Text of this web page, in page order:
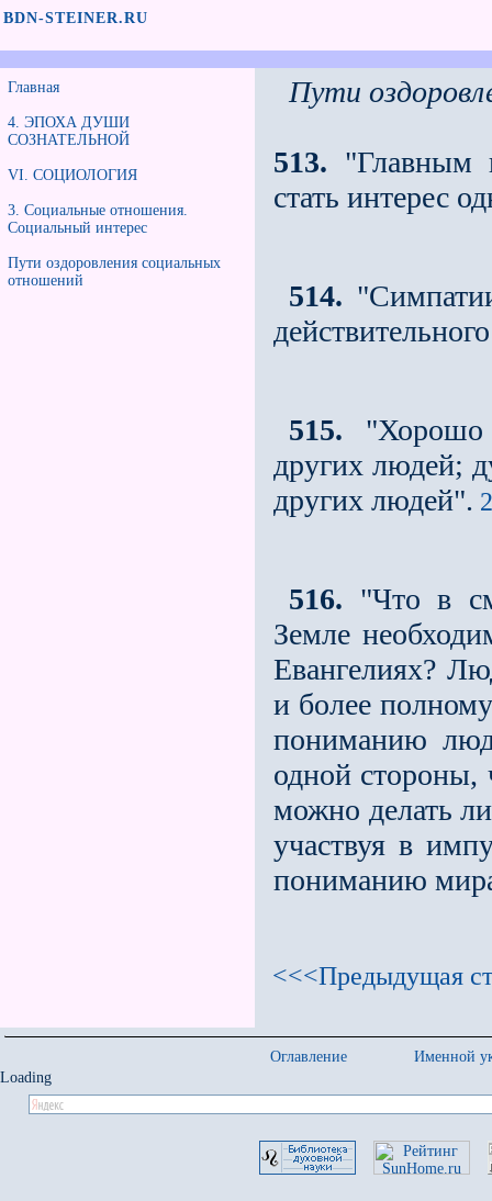
BDN-STEINER.RU
Главная
4. ЭПОХА ДУШИ
СОЗНАТЕЛЬНОЙ
VI. СОЦИОЛОГИЯ
3. Социальные отношения.
Социальный интерес
Пути оздоровления социальных
отношений
Пути
513. "Главным
стать интерес
514.
515. "Хорошо
других людей;
других людей".
516. "Что в
Земле
Евангелиях?
и более
пониманию
одной стороны,
можно делать
участвуя в
пониманию
<<<Предыдущая
Оглавление
Именной
Loading